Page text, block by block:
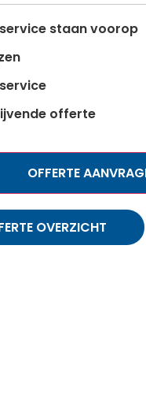
staan voorop
offerte
OFFERTE
OVERZICHT